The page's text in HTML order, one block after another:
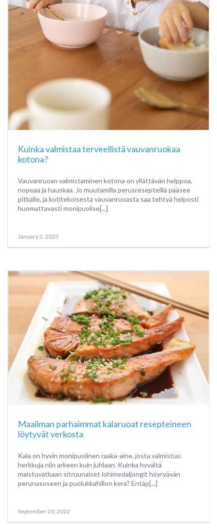
Kuinka valmistaa terveellistä vauvanruokaa
kotona?
Vauvanruoan valmistaminen kotona on yllättävän helppoa,
nopeaa ja hauskaa. Jo muutamilla perusresepteillä pääsee
pitkälle, ja kotitekoisesta vauvanruoasta saa tehtyä helposti
huomattavasti monipuolise[...]
January 2, 2023
Maailman parhaimmat kalaruoat resepteineen
löytyvät verkosta
Kala on hyvin monipuolinen raaka-aine, josta valmistuu
herkkuja niin arkeen kuin juhlaan. Kuinka hyvältä
maistuvatkaan sitruunaiset lohimedaljongit höyryävän
perunasoseen ja puolukkahillon kera? Entäp[...]
September 20, 2022